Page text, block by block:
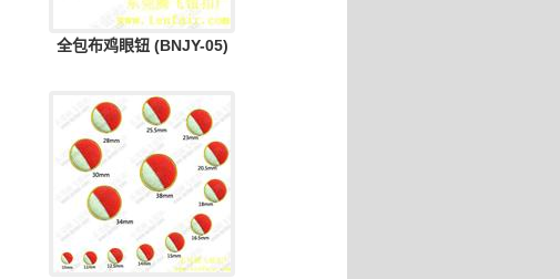
全包布鸡眼钮 (BNJY-05)